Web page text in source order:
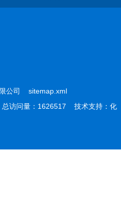
限公司 sitemap.xml
访问量：1626517 技术支持： 化